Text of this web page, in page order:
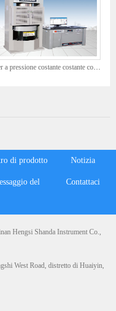
Tester a pressione costante costante controllata da microcomputer (YAW-2000)
di prodotto Notizia
del Contattaci
Hengsi Shanda Instrument Co.,
West Road, distretto di Huaiyin,